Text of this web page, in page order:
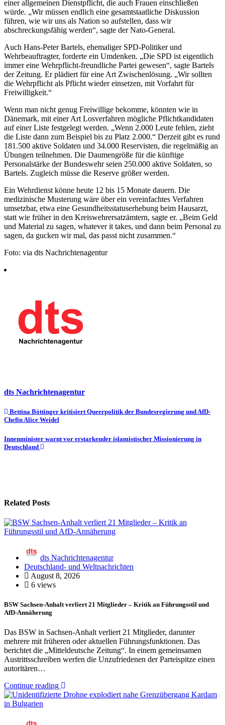
einer allgemeinen Dienstpflicht, die auch Frauen einschließen
würde. „Wir müssen endlich eine gesamtstaatliche Diskussion
führen, wie wir uns als Nation so aufstellen, dass wir
abschreckungsfähig werden“, sagte der Nato-General.
Auch Hans-Peter Bartels, ehemaliger SPD-Politiker und
Wehrbeauftragter, forderte ein Umdenken. „Die SPD ist eigentlich
immer eine Wehrpflicht-freundliche Partei gewesen“, sagte Bartels
der Zeitung. Er plädiert für eine Art Zwischenlösung. „Wir sollten
die Wehrpflicht als Pflicht wieder einsetzen, mit Vorfahrt für
Freiwilligkeit.“
Wenn man nicht genug Freiwillige bekomme, könnten wie in
Dänemark, mit einer Art Losverfahren mögliche Pflichtkandidaten
auf einer Liste festgelegt werden. „Wenn 2.000 Leute fehlen, zieht
die Liste dann zum Beispiel bis zu Platz 2.000.“ Derzeit gibt es rund
181.500 aktive Soldaten und 34.000 Reservisten, die regelmäßig an
Übungen teilnehmen. Die Daumengröße für die künftige
Personalstärke der Bundeswehr seien 250.000 aktive Soldaten, so
Bartels. Zugleich müsse die Reserve größer werden.
Ein Wehrdienst könne heute 12 bis 15 Monate dauern. Die
medizinische Musterung wäre über ein vereinfachtes Verfahren
umsetzbar, etwa eine Gesundheitsstatuserhebung beim Hausarzt,
statt wie früher in den Kreiswehrersatzämtern, sagte er. „Beim Geld
und Material zu sagen, whatever it takes, und dann beim Personal zu
sagen, da gucken wir mal, das passt nicht zusammen.“
Foto: via dts Nachrichtenagentur
dts Nachrichtenagentur
Beitragsnavigation
Bettina Böttinger kritisiert Queerpolitik der Bundesregierung und AfD-
Chefin Alice Weidel
Innenminister warnt vor erstarkender islamistischer Missionierung in
Deutschland
Related Posts
dts Nachrichtenagentur
Deutschland- und Weltnachrichten
August 8, 2026
6 views
BSW Sachsen-Anhalt verliert 21 Mitglieder – Kritik an Führungsstil und
AfD-Annäherung
Das BSW in Sachsen-Anhalt verliert 21 Mitglieder, darunter
mehrere mit früheren oder aktuellen Führungsfunktionen. Das
berichtet die „Mitteldeutsche Zeitung“. In einem gemeinsamen
Austrittsschreiben werfen die Unzufriedenen der Parteispitze einen
autoritären…
Continue reading